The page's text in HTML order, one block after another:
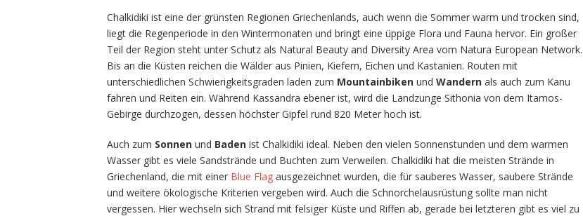
Chalkidiki ist eine der grünsten Regionen Griechenlands, auch wenn die Sommer warm und trocken sind,
liegt die Regenperiode in den Wintermonaten und bringt eine üppige Flora und Fauna hervor. Ein großer
Teil der Region steht unter Schutz als Natural Beauty and Diversity Area vom Natura European Network.
Bis an die Küsten reichen die Wälder aus Pinien, Kiefern, Eichen und Kastanien. Routen mit
unterschiedlichen Schwierigkeitsgraden laden zum Mountainbiken und Wandern als auch zum Kanu
fahren und Reiten ein. Während Kassandra ebener ist, wird die Landzunge Sithonia von dem Itamos-
Gebirge durchzogen, dessen höchster Gipfel rund 820 Meter hoch ist.
Auch zum Sonnen und Baden ist Chalkidiki ideal. Neben den vielen Sonnenstunden und dem warmen
Wasser gibt es viele Sandstrände und Buchten zum Verweilen. Chalkidiki hat die meisten Strände in
Griechenland, die mit einer Blue Flag ausgezeichnet wurden, die für sauberes Wasser, saubere Strände
und weitere ökologische Kriterien vergeben wird. Auch die Schnorchelausrüstung sollte man nicht
vergessen. Hier wechseln sich Strand mit felsiger Küste und Riffen ab, gerade bei letzteren gibt es viel zu